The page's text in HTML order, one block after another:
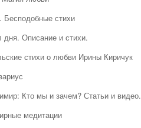
Бесподобные стихи
дня. Описание и стихи.
стихи о любви Ирины Киричук
Кто мы и зачем? Статьи и видео.
медитации